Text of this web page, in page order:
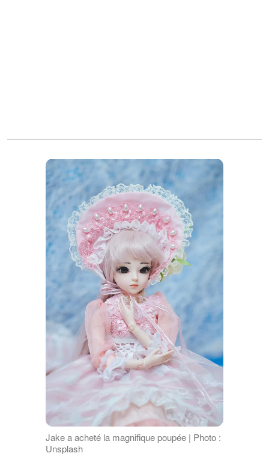
Jake a acheté la magnifique poupée | Photo :
Unsplash